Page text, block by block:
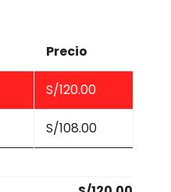
Precio
S/120.00
S/108.00